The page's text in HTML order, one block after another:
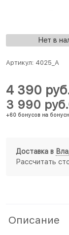
Нет в
Артикул: 4025_A
3 990 руб.
+60 бонусов на
4 390
Доставка в
Рассчитать
Описание